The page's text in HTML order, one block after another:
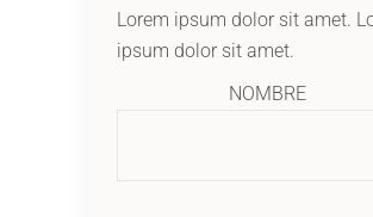
Lorem ipsum dolor sit amet.
ipsum dolor sit amet.
NOMBRE